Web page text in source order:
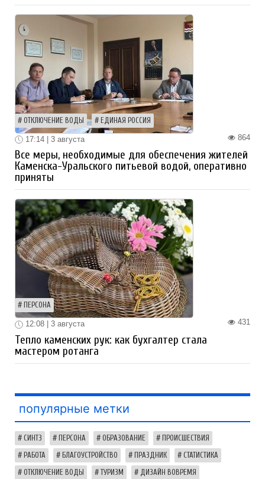
ОТКЛЮЧЕНИЕ ВОДЫ ЕДИНАЯ РОССИЯ
864
17:14 | 3 августа
Все меры, необходимые для обеспечения жителей
Каменска-Уральского питьевой водой, оперативно
приняты
ПЕРСОНА
431
12:08 | 3 августа
Тепло каменских рук: как бухгалтер стала
мастером ротанга
популярные метки
СИНТЗ ПЕРСОНА ОБРАЗОВАНИЕ ПРОИСШЕСТВИЯ
РАБОТА БЛАГОУСТРОЙСТВО ПРАЗДНИК СТАТИСТИКА
ОТКЛЮЧЕНИЕ ВОДЫ ТУРИЗМ ДИЗАЙН ВОВРЕМЯ